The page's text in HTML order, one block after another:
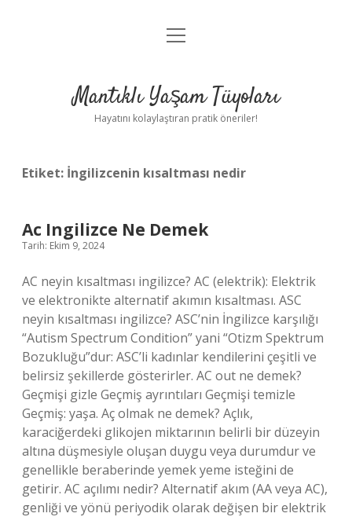
Anasayfa
Yasal Uyarı
menüyü
Mantıklı Yaşam Tüyoları
Hayatını kolaylaştıran pratik öneriler!
Etiket: İngilizcenin kısaltması nedir
Ac Ingilizce Ne Demek
Tarih: Ekim 9, 2024
AC neyin kısaltması ingilizce? AC (elektrik): Elektrik
ve elektronikte alternatif akımın kısaltması. ASC
neyin kısaltması ingilizce? ASC’nin İngilizce karşılığı
“Autism Spectrum Condition” yani “Otizm Spektrum
Bozukluğu”dur: ASC’li kadınlar kendilerini çeşitli ve
belirsiz şekillerde gösterirler. AC out ne demek?
Geçmişi gizle Geçmiş ayrıntıları Geçmişi temizle
Geçmiş: yaşa. Aç olmak ne demek? Açlık,
karaciğerdeki glikojen miktarının belirli bir düzeyin
altına düşmesiyle oluşan duygu veya durumdur ve
genellikle beraberinde yemek yeme isteğini de
getirir. AC açılımı nedir? Alternatif akım (AA veya AC),
genliği ve yönü periyodik olarak değişen bir elektrik